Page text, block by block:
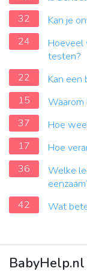
32
Kan je
24
Hoeveel
testen?
22
Kan een
15
Waarom
37
Hoe
17
Hoe
36
Welke
42
Wat
BabyHelp.nl